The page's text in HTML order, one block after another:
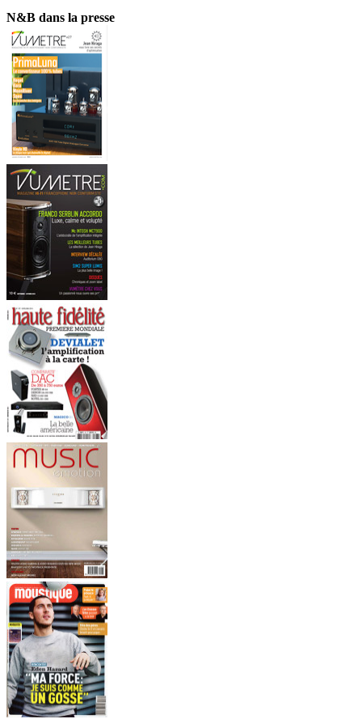
N&B dans la presse